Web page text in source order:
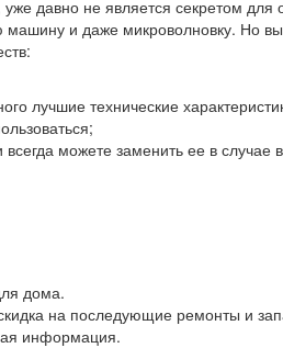
давно не является секретом для
и даже микроволновку. Но
лучшие технические
можете заменить ее в случае
дома.
на последующие ремонты и
информация.